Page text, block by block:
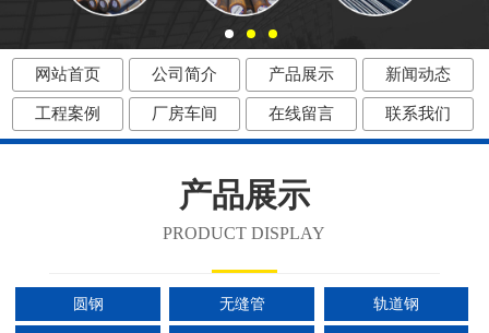
网站首页 公司简介 产品展示 新闻动态
工程案例 厂房车间 在线留言 联系我们
产品展示
PRODUCT DISPLAY
圆钢 无缝管 轨道钢